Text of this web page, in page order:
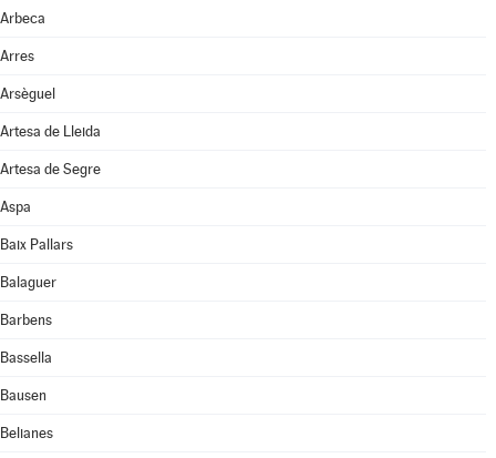
Arbeca
Arres
Arsèguel
Artesa de Lleida
Artesa de Segre
Aspa
Baix Pallars
Balaguer
Barbens
Bassella
Bausen
Belianes